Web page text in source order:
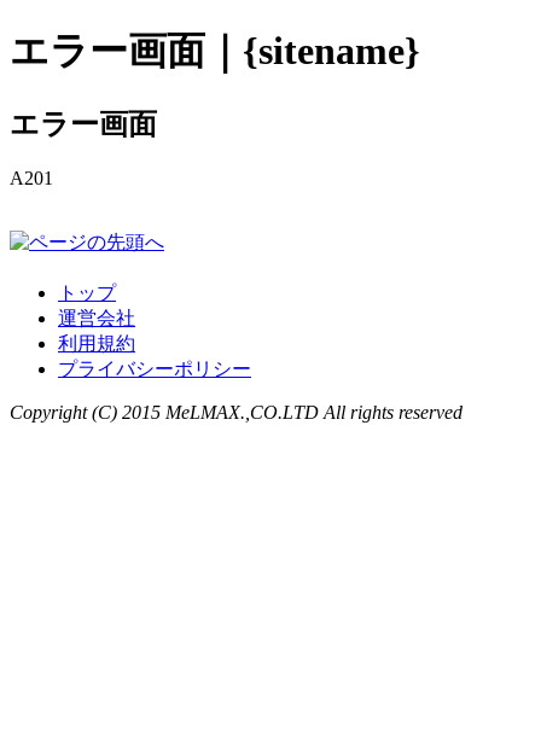
エラー画面｜{sitename}
エラー画面
A201
トップ
運営会社
利用規約
プライバシーポリシー
Copyright (C) 2015 MeLMAX.,CO.LTD All rights reserved